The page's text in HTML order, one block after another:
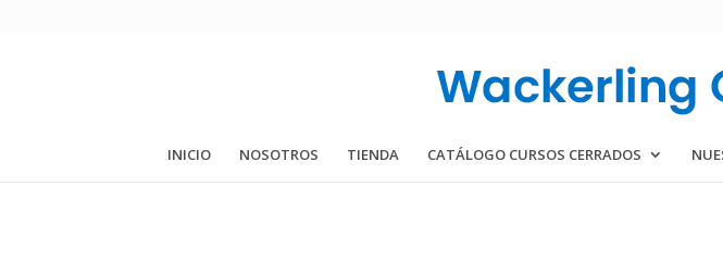
INICIO NOSOTROS TIENDA CATÁLOGO CURSOS CERRADOS